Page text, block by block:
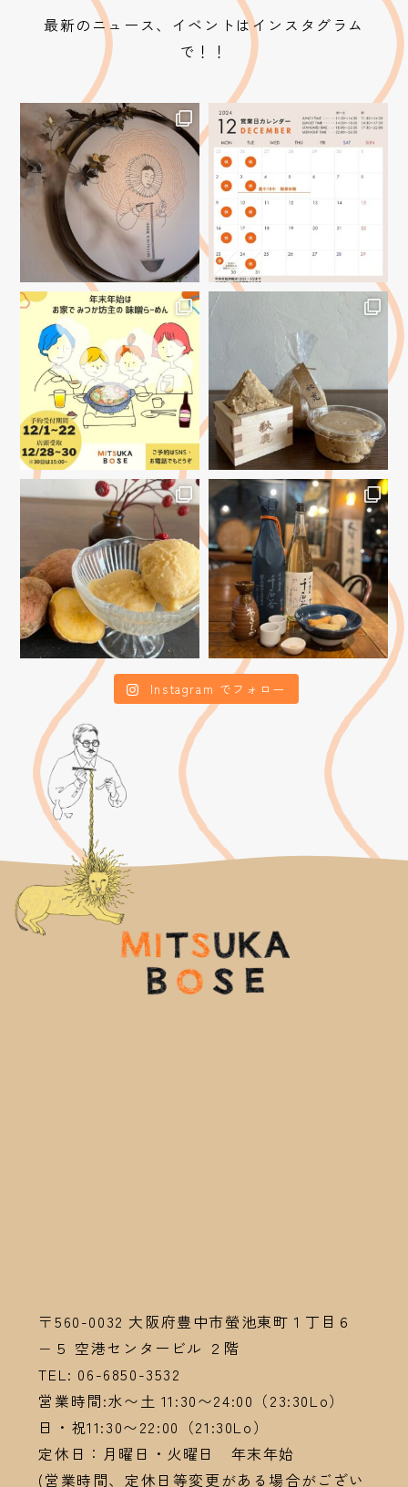
最新のニュース、イベントはインスタグラム
で！！
Instagram でフォロー
〒560-0032 大阪府豊中市螢池東町１丁目６
−５ 空港センタービル ２階
TEL: 06-6850-3532
営業時間:水〜土 11:30〜24:00（23:30Lo）
日・祝11:30〜22:00（21:30Lo）
定休日：月曜日・火曜日 年末年始
(営業時間、定休日等変更がある場合がござい